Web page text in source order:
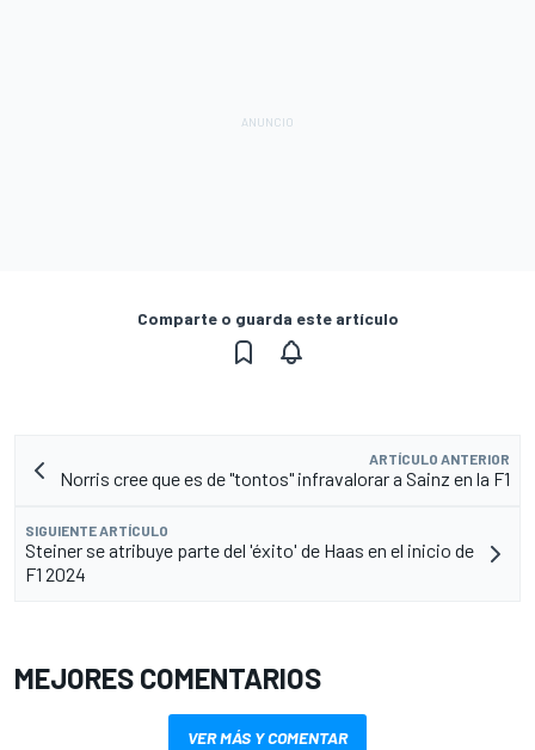
Comparte o guarda este artículo
ARTÍCULO ANTERIOR
Norris cree que es de "tontos" infravalorar a Sainz en la F1
SIGUIENTE ARTÍCULO
Steiner se atribuye parte del 'éxito' de Haas en el inicio de
F1 2024
MEJORES COMENTARIOS
VER MÁS Y COMENTAR